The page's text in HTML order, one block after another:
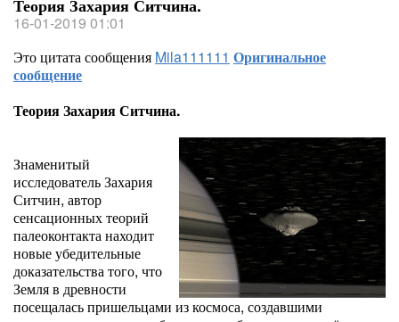
Теория Захария Ситчина.
16-01-2019 01:01
Это цитата сообщения Mila111111 Оригинальное
сообщение
Теория Захария Ситчина.
Знаменитый
исследователь Захария
Ситчин, автор
сенсационных теорий
палеоконтакта находит
новые убедительные
доказательства того, что
Земля в древности
посещалась пришельцами из космоса, создавшими